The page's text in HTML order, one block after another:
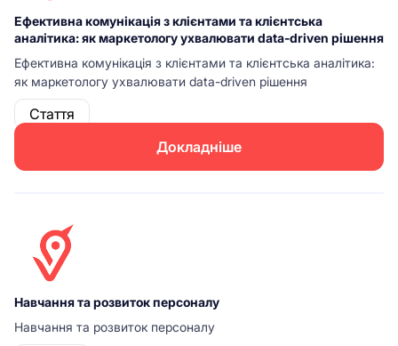
Ефективна комунікація з клієнтами та клієнтська
аналітика: як маркетологу ухвалювати data-driven рішення
Ефективна комунікація з клієнтами та клієнтська аналітика:
як маркетологу ухвалювати data-driven рішення
Стаття
Докладніше
Навчання та розвиток персоналу
Навчання та розвиток персоналу